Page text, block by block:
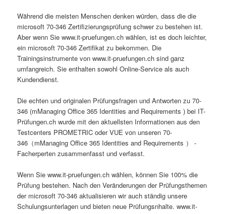
Während die meisten Menschen denken würden, dass die die
microsoft 70-346 Zertifizierungsprüfung schwer zu bestehen ist.
Aber wenn Sie www.it-pruefungen.ch wählen, ist es doch leichter,
ein microsoft 70-346 Zertifikat zu bekommen. Die
Trainingsinstrumente von www.it-pruefungen.ch sind ganz
umfangreich. Sie enthalten sowohl Online-Service als auch
Kundendienst.
Die echten und originalen Prüfungsfragen und Antworten zu 70-
346 (mManaging Office 365 Identities and Requirements ) bei IT-
Prüfungen.ch wurde mit den aktuellsten Informationen aus den
Testcenters PROMETRIC oder VUE von unseren 70-
346（mManaging Office 365 Identities and Requirements ） -
Facherperten zusammenfasst und verfasst.
Wenn Sie www.it-pruefungen.ch wählen, können Sie 100% die
Prüfung bestehen. Nach den Veränderungen der Prüfungsthemen
der microsoft 70-346 aktualisieren wir auch ständig unsere
Schulungsunterlagen und bieten neue Prüfungsnhalte. www.it-